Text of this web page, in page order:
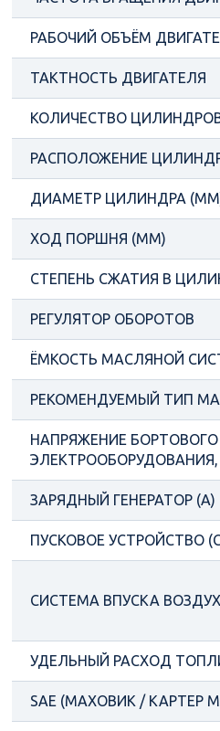
РАБОЧИЙ ОБЪЁМ
ТАКТНОСТЬ ДВИГАТЕЛЯ
КОЛИЧЕСТВО
РАСПОЛОЖЕНИЕ
ДИАМЕТР ЦИЛИНДРА
ХОД ПОРШНЯ (ММ)
СТЕПЕНЬ СЖАТИЯ В
РЕГУЛЯТОР ОБОРОТОВ
ЁМКОСТЬ МАСЛЯНОЙ
РЕКОМЕНДУЕМЫЙ ТИП
НАПРЯЖЕНИЕ БОРТОВОГО
ЭЛЕКТРООБОРУДОВАНИЯ,
ЗАРЯДНЫЙ ГЕНЕРАТОР (А)
ПУСКОВОЕ УСТРОЙСТВО
СИСТЕМА ВПУСКА
УДЕЛЬНЫЙ РАСХОД
SAE (МАХОВИК / КАРТЕР